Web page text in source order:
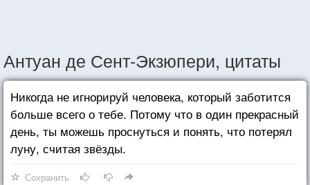
Антуан де Сент-Экзюпери, цитаты
Никогда не игнорируй человека, который заботится
больше всего о тебе. Потому что в один прекрасный
день, ты можешь проснуться и понять, что потерял
луну, считая звёзды.
Сохранить